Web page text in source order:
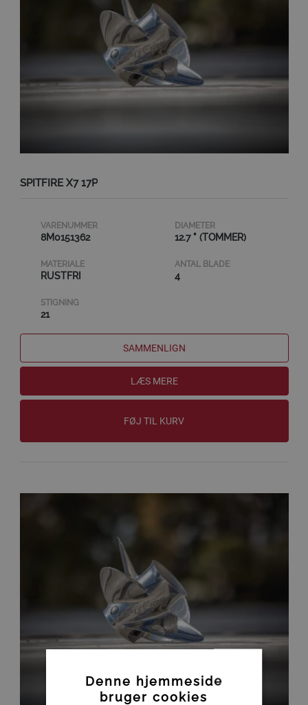
SPITFIRE X7 17P
VARENUMMER
8M0151362
DIAMETER
12.7 " (TOMMER)
MATERIALE
RUSTFRI
ANTAL BLADE
4
STIGNING
21
SAMMENLIGN
LÆS MERE
FØJ TIL KURV
Denne hjemmeside
bruger cookies